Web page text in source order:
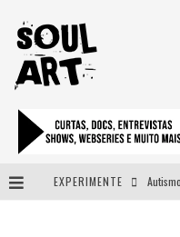
EXPERIMENTE
A